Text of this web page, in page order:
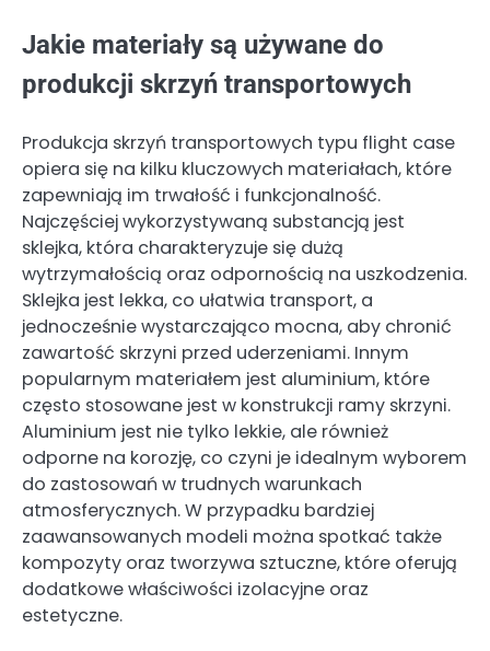
Jakie materiały są używane do
produkcji skrzyń transportowych
Produkcja skrzyń transportowych typu flight case
opiera się na kilku kluczowych materiałach, które
zapewniają im trwałość i funkcjonalność.
Najczęściej wykorzystywaną substancją jest
sklejka, która charakteryzuje się dużą
wytrzymałością oraz odpornością na uszkodzenia.
Sklejka jest lekka, co ułatwia transport, a
jednocześnie wystarczająco mocna, aby chronić
zawartość skrzyni przed uderzeniami. Innym
popularnym materiałem jest aluminium, które
często stosowane jest w konstrukcji ramy skrzyni.
Aluminium jest nie tylko lekkie, ale również
odporne na korozję, co czyni je idealnym wyborem
do zastosowań w trudnych warunkach
atmosferycznych. W przypadku bardziej
zaawansowanych modeli można spotkać także
kompozyty oraz tworzywa sztuczne, które oferują
dodatkowe właściwości izolacyjne oraz
estetyczne.